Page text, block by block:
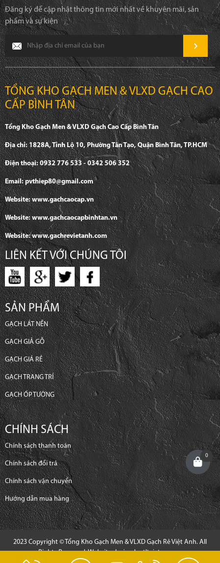
Đăng ký để cập nhật thông tin mới nhất về khuyên mãi, sản
phẩm và sự kiện
TỔNG KHO GẠCH MEN & VLXD GẠCH CAO
CẤP BÌNH TÂN
Tổng Kho Gạch Men & VLXD Gạch Cao Cấp Bình Tân
Địa chỉ: 1828A, Tỉnh Lộ 10, Phường Tân Tạo, Quận Bình Tân, TP.HCM
Điện thoại: 0932 776 533 - 0342 506 352
Email: pvthiep80@gmail.com
Website: www.gachcaocap.vn
Website: www.gachcaocapbinhtan.vn
Website: www.gachrevietanh.com
LIÊN KẾT VỚI CHÚNG TÔI
SẢN PHẨM
GẠCH LÁT NỀN
GẠCH GIẢ GỖ
GẠCH GIÁ RẺ
GẠCH TRANG TRÍ
GẠCH ỐP TƯỜNG
CHÍNH SÁCH
Chính sách thanh toán
Chính sách đổi trả
Chính sách vận chuyển
Hướng dẫn mua hàng
2023 Copyright © Tổng Kho Gạch Men & VLXD Gạch Rẻ Việt Anh. All
Rights Reserved. Website design bytltvietnam.vn
0